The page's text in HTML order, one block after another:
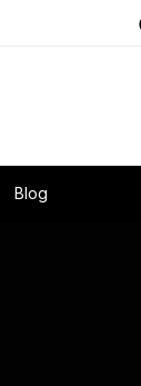
Blog